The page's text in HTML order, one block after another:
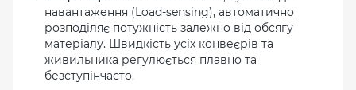
навантаження (Load-sensing), автоматично
розподіляє потужність залежно від обсягу
матеріалу. Швидкість усіх конвеєрів та
живильника регулюється плавно та
безступінчасто.